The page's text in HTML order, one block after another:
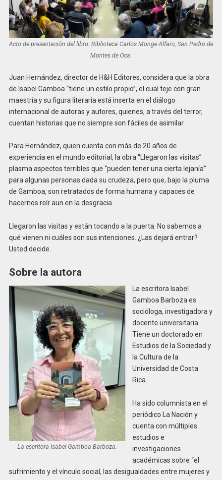
Acto de presentación del libro. Biblioteca Carlos Monge Alfaro, San Pedro de
Montes de Oca.
Juan Hernández, director de H&H Editores, considera que la obra
de Isabel Gamboa “tiene un estilo propio”, el cual teje con gran
maestría y su figura literaria está inserta en el diálogo
internacional de autoras y autores, quienes, a través del terror,
cuentan historias que no siempre son fáciles de asimilar.
Para Hernández, quien cuenta con más de 20 años de
experiencia en el mundo editorial, la obra “Llegaron las visitas”
plasma aspectos terribles que “pueden tener una cierta lejanía”
para algunas personas dada su crudeza, pero que, bajo la pluma
de Gamboa, son retratados de forma humana y capaces de
hacernos reír aun en la desgracia.
Llegaron las visitas y están tocando a la puerta. No sabemos a
qué vienen ni cuáles son sus intenciones. ¿Las dejará entrar?
Usted decide.
Sobre la autora
La escritora Isabel Gamboa Barboza.
La escritora Isabel
Gamboa Barboza es
socióloga, investigadora y
docente universitaria.
Tiene un doctorado en
Estudios de la Sociedad y
la Cultura de la
Universidad de Costa
Rica.
Ha sido columnista en el
periódico La Nación y
cuenta con múltiples
estudios e
investigaciones
académicas sobre “el
sufrimiento y el vínculo social, las desigualdades entre mujeres y